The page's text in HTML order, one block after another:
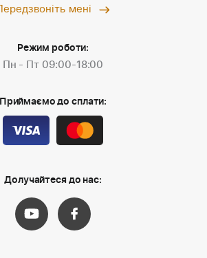
Передзвоніть мені
Режим роботи:
Пн - Пт 09:00-18:00
Приймаємо до сплати:
Долучайтеся до нас: